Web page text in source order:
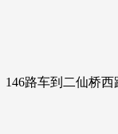
路车到二仙桥西